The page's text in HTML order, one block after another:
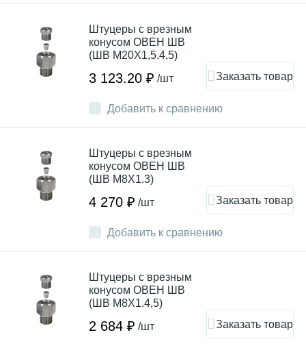
Добавить к сравнению
Штуцеры с врезным
конусом ОВЕН ШВ
(ШВ М20Х1,5.4,5)
3 123.20 ₽ /шт Заказать товар
Добавить к сравнению
Штуцеры с врезным
конусом ОВЕН ШВ
(ШВ М8Х1.3)
4 270 ₽ /шт Заказать товар
Штуцеры с врезным
конусом ОВЕН ШВ
(ШВ М8Х1.4,5)
2 684 ₽ /шт Заказать товар